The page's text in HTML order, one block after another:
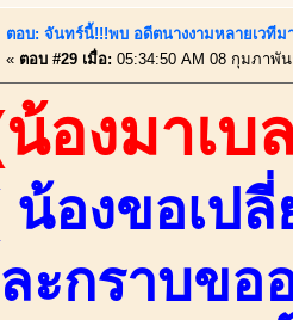
ตอบ: จันทร์นี้!!!พบ อดีตนางงามหลายเวที
« ตอบ #29 เมื่อ: 05:34:50 AM 08 กุมภาพั
องมาเบ
น้องขอเป
ะกราบขอ